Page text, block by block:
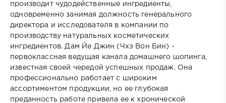
производит чудодейственные ингредиенты,
одновременно занимая должность генерального
директора и исследователя в компании по
производству натуральных косметических
ингредиентов. Дам Йе Джин (Чхэ Вон Бин) -
первоклассная ведущая канала домашнего шопинга,
известная своей чередой успешных продаж. Она
профессионально работает с широким
ассортиментом продукции, но ее глубокая
преданность работе привела ее к хронической